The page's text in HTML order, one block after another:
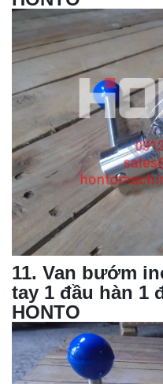
11. Van bướm
tay 1 đầu hàn 1
HONTO